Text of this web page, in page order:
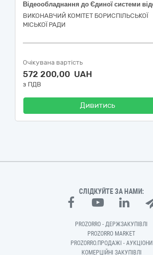
ВИКОНАВЧИЙ КОМІТЕТ БОРИСПІЛЬСЬКОЇ
МІСЬКОЇ РАДИ
Очікувана вартість
572 200,00 UAH
з ПДВ
Дивитись
СЛІДКУЙТЕ ЗА НАМИ:
PROZORRO - ДЕРЖЗАКУПІВЛІ
PROZORRO MARKET
PROZORRO.ПРОДАЖІ - АУКЦІОНИ
КОМЕРЦІЙНІ ЗАКУПІВЛІ